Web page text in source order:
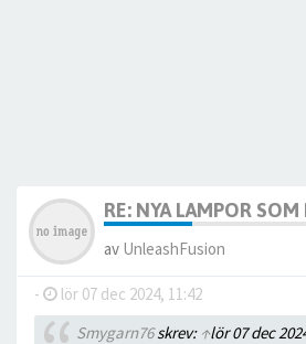
RE: NYA LAMPOR
av UnleashFusion
- lör 07 dec 2024, 11:42
Smygarn76skrev: ↑lör 07 dec